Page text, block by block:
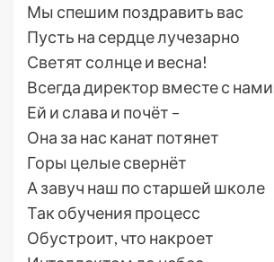
Мы спешим поздравить вас
Пусть на сердце лучезарно
Светят солнце и весна!
Всегда директор вместе с
Ей и слава и почёт –
Она за нас канат потянет
Горы целые свернёт
А завуч наш по старшей школе
Так обучения процесс
Обустроит, что накроет